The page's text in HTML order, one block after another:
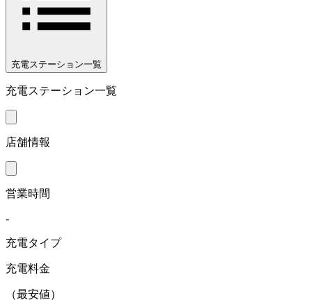
充電ステーション一覧
充電ステーション一覧
店舗情報
営業時間
-
充電タイプ
充電料金
（最安値）